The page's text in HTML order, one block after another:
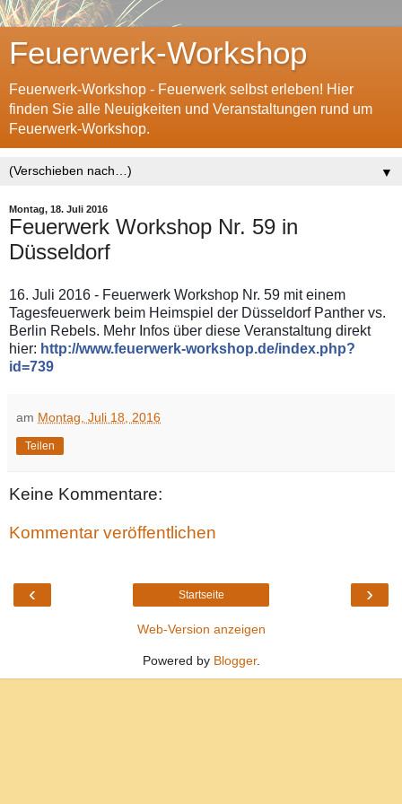
Feuerwerk-Workshop
Feuerwerk-Workshop - Feuerwerk selbst erleben! Hier
finden Sie alle Neuigkeiten und Veranstaltungen rund um
Feuerwerk-Workshop.
▼
Montag, 18. Juli 2016
Feuerwerk Workshop Nr. 59 in
Düsseldorf
16. Juli 2016 - Feuerwerk Workshop Nr. 59 mit einem
Tagesfeuerwerk beim Heimspiel der Düsseldorf Panther vs.
Berlin Rebels. Mehr Infos über diese Veranstaltung direkt
hier: http://www.feuerwerk-workshop.de/index.php?
id=739
am Montag, Juli 18, 2016
Teilen
Keine Kommentare:
Kommentar veröffentlichen
‹ ›
Startseite
Web-Version anzeigen
Powered by Blogger.